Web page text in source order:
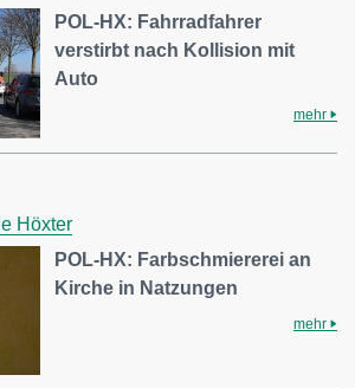
POL-HX: Fahrradfahrer
verstirbt nach Kollision mit
Auto
mehr
Höxter
POL-HX: Farbschmiererei an
Kirche in Natzungen
mehr